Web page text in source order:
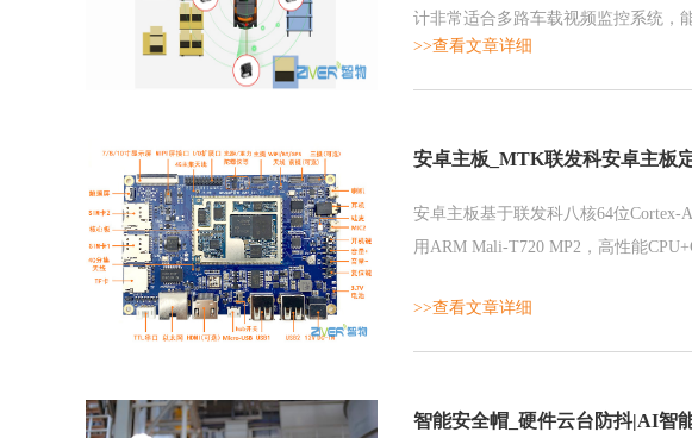
计非常适合多路车载视频监控系统，
求。
>>查看文章详细
安卓主板_MTK联发科安卓主板
安卓主板基于联发科八核64位Cortex-
用ARM Mali-T720 MP2，高性能
>>查看文章详细
智能安全帽_硬件云台防抖|AI智